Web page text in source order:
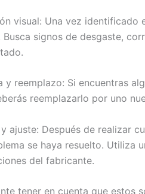
visual: Una vez identificado
Busca signos de desgaste,
y reemplazo: Si encuentras
reemplazarlo por uno
y ajuste: Después de realizar
se haya resuelto. Utiliza
del fabricante.
tener en cuenta que estos